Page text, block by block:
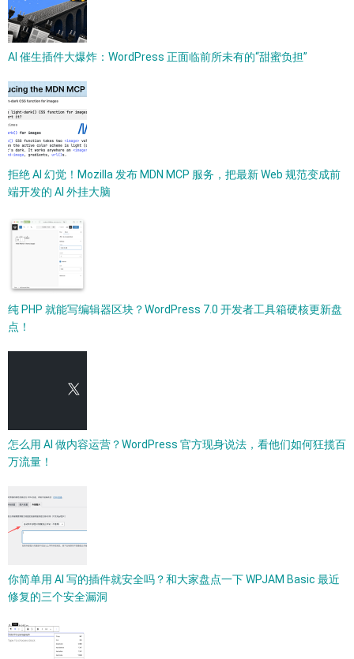
AI 催生插件大爆炸：WordPress 正面临前所未有的“甜蜜负担”
拒绝 AI 幻觉！Mozilla 发布 MDN MCP 服务，把最新 Web 规范变成前
端开发的 AI 外挂大脑
纯 PHP 就能写编辑器区块？WordPress 7.0 开发者工具箱硬核更新盘
点！
怎么用 AI 做内容运营？WordPress 官方现身说法，看他们如何狂揽百
万流量！
你简单用 AI 写的插件就安全吗？和大家盘点一下 WPJAM Basic 最近
修复的三个安全漏洞